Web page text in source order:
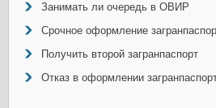
Занимать ли очередь в ОВИР
Срочное оформление
Получить второй загранпаспорт
Отказ в оформлении